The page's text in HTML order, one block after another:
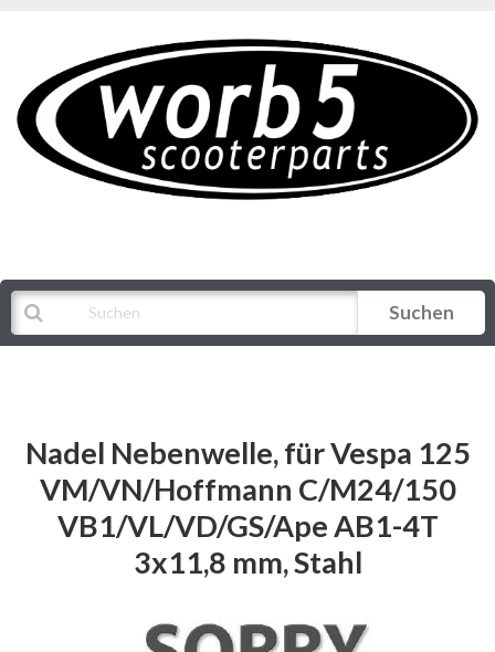
Suchen
Nadel Nebenwelle, für Vespa 125
VM/VN/Hoffmann C/M24/150
VB1/VL/VD/GS/Ape AB1-4T
3x11,8 mm, Stahl